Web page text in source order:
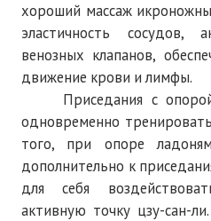
№ 1
№ 2
№ 4
№ 5
№ 6
хороший массаж
эластичность сосудов,
венозных клапанов,
движение крови и лимфы.
Приседания с
одновременно
того, при опоре
дополнительно к
для себя
активную точку цзу-сан-